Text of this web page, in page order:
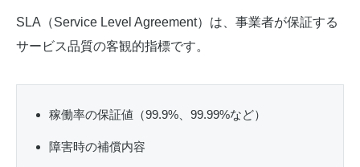
SLA（Service Level Agreement）は、事業者が保証する
サービス品質の客観的指標です。
稼働率の保証値（99.9%、99.99%など）
障害時の補償内容